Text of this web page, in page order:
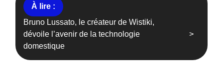
Bruno Lussato, le créateur de Wistiki,
dévoile l’avenir de la technologie
domestique